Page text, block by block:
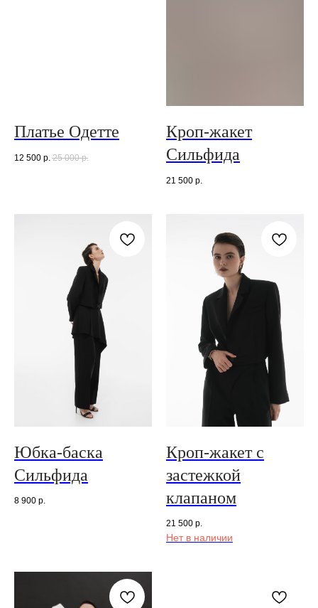
Платье Одетте
12 500 р. 25 000 р.
Кроп-жакет
Сильфида
21 500 р.
Юбка-баска
Сильфида
8 900 р.
Кроп-жакет с
застежкой
клапаном
21 500 р.
Нет в наличии